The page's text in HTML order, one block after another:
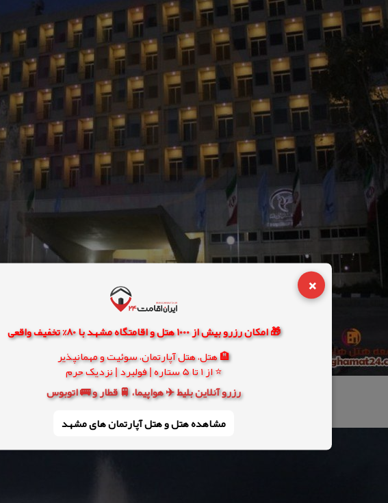
×
🎁 امکان رزرو بیش از 1000 هتل و اقامتگاه مشهد با 80% تخفیف واقعی
🏨 هتل، هتل آپارتمان، سوئیت و مهمانپذیر
⭐ از 1 تا 5 ستاره | فولبرد | نزدیک حرم
رزرو آنلاین بلیط ✈️ هواپیما، 🚆 قطار و 🚌 اتوبوس
مشاهده هتل و هتل‌ آپارتمان های مشهد